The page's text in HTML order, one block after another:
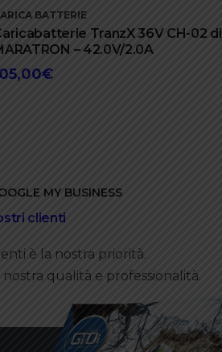
BATTERIE
TranzX 36V CH-02 di
– 42.0V/2.0A
€
MY BUSINESS
clienti
è la nostra priorità.
qualità e professionalità.